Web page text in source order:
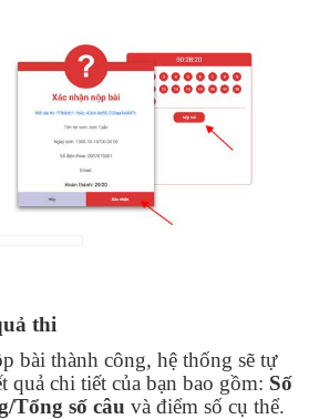
thi
bài thành công, hệ thống sẽ tự
quả chi tiết của bạn bao gồm: Số
Tổng số câu và điểm số cụ thể.